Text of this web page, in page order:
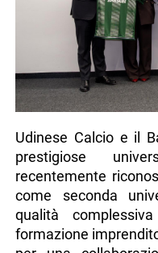
Udinese Calcio e il
prestigiose
recentemente
come seconda
qualità
formazione